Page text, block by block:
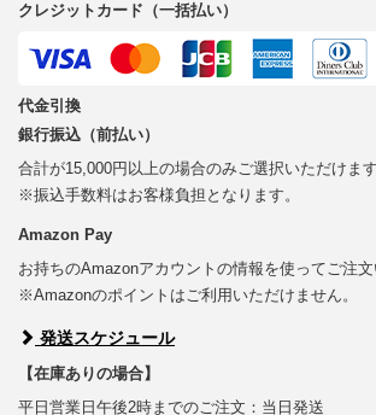
クレジットカード（一括払い）
代金引換
銀行振込（前払い）
合計が15,000円以上の場合のみご選択いただけます
※振込手数料はお客様負担となります。
Amazon Pay
お持ちのAmazonアカウントの情報を使ってご注文
※Amazonのポイントはご利用いただけません。
発送スケジュール
【在庫ありの場合】
平日営業日午後2時までのご注文：当日発送